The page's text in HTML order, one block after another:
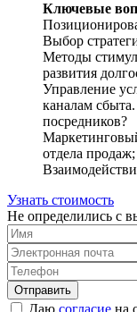
Ключевые
Выбор
Методы
развития
Управление
каналам
посредников?
отдела продаж;
Узнать стоимость
Не определились с
Отправить